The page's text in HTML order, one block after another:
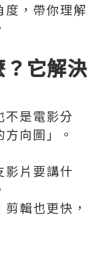
度，帶你理解
它解決
不是電影分
向圖」。
影片要講什
輯也更快，